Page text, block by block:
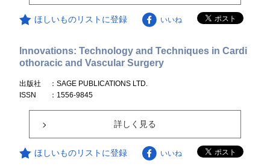
ほしいものリストに登録 いいね
Innovations: Technology and Techniques in Cardi
othoracic and Vascular Surgery
出版社
：SAGE PUBLICATIONS LTD.
ISSN
：1556-9845
詳しく見る
ほしいものリストに登録 いいね